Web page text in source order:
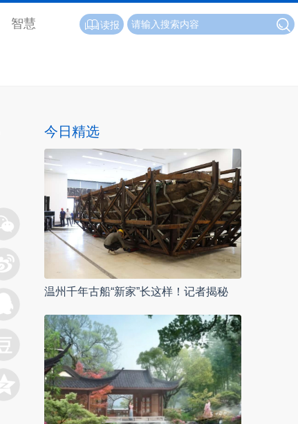
智慧 读报
今日精选
温州千年古船“新家”长这样！记者揭秘